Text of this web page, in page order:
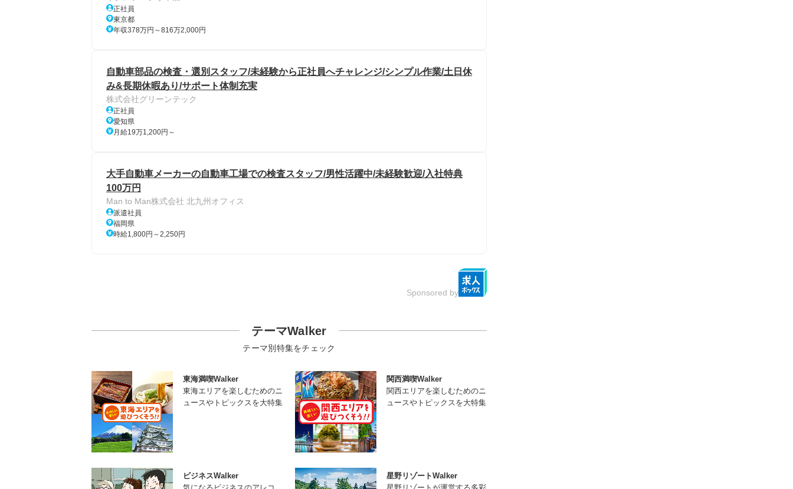
正社員
東京都
年収378万円～816万2,000円
自動車部品の検査・選別スタッフ/未経験から正社員へチャレンジ/シンプル作業/土日休
み&長期休暇あり/サポート体制充実
株式会社グリーンテック
正社員
愛知県
月給19万1,200円～
大手自動車メーカーの自動車工場での検査スタッフ/男性活躍中/未経験歓迎/入社特典
100万円
Man to Man株式会社 北九州オフィス
派遣社員
福岡県
時給1,800円～2,250円
Sponsored by
テーマWalker
テーマ別特集をチェック
東海満喫Walker
東海エリアを楽しむためのニ
ュースやトピックスを大特集
関西満喫Walker
関西エリアを楽しむためのニ
ュースやトピックスを大特集
ビジネスWalker
星野リゾートWalker